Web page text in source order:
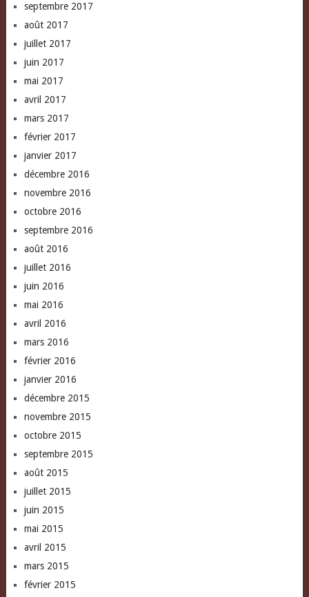
septembre 2017
août 2017
juillet 2017
juin 2017
mai 2017
avril 2017
mars 2017
février 2017
janvier 2017
décembre 2016
novembre 2016
octobre 2016
septembre 2016
août 2016
juillet 2016
juin 2016
mai 2016
avril 2016
mars 2016
février 2016
janvier 2016
décembre 2015
novembre 2015
octobre 2015
septembre 2015
août 2015
juillet 2015
juin 2015
mai 2015
avril 2015
mars 2015
février 2015